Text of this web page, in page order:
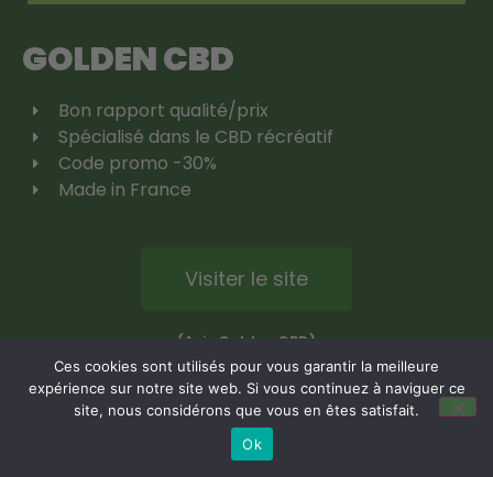
GOLDEN CBD
Bon rapport qualité/prix
Spécialisé dans le CBD récréatif
Code promo -30%
Made in France
Visiter le site
(Avis Golden CBD)
Ces cookies sont utilisés pour vous garantir la meilleure
expérience sur notre site web. Si vous continuez à naviguer ce
site, nous considérons que vous en êtes satisfait.
Ok